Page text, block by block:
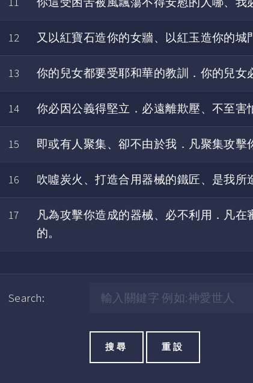
12 又以紅寶石造你的女牆、以紅玉造你的城
13 你的兒女都要受耶和華的教訓．你的兒女
14 你必因公義得堅立．必遠離欺壓、不至害
15 即或有人聚集、卻不由於我．凡聚集攻擊
16 吹噓炭火、打造合用器械的鐵匠、是我所
17
凡為攻擊你造成的器械、必不利用．凡
的。
Search: